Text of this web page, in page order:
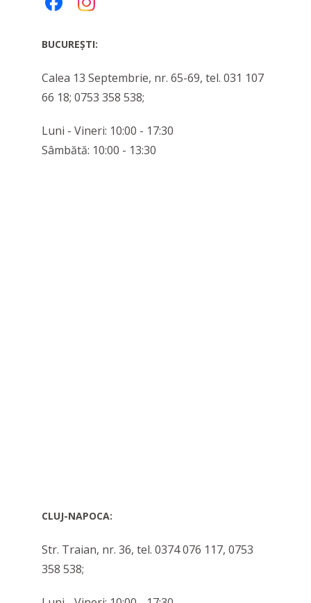
BUCUREȘTI:
Calea 13 Septembrie, nr. 65-69, tel. 031 107
66 18; 0753 358 538;
Luni - Vineri: 10:00 - 17:30
Sâmbătă: 10:00 - 13:30
CLUJ-NAPOCA:
Str. Traian, nr. 36, tel. 0374 076 117, 0753
358 538;